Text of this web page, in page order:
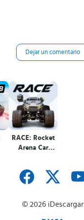
Dejar un comentario
RACE: Rocket
Arena Car
© 2026 iDescargar